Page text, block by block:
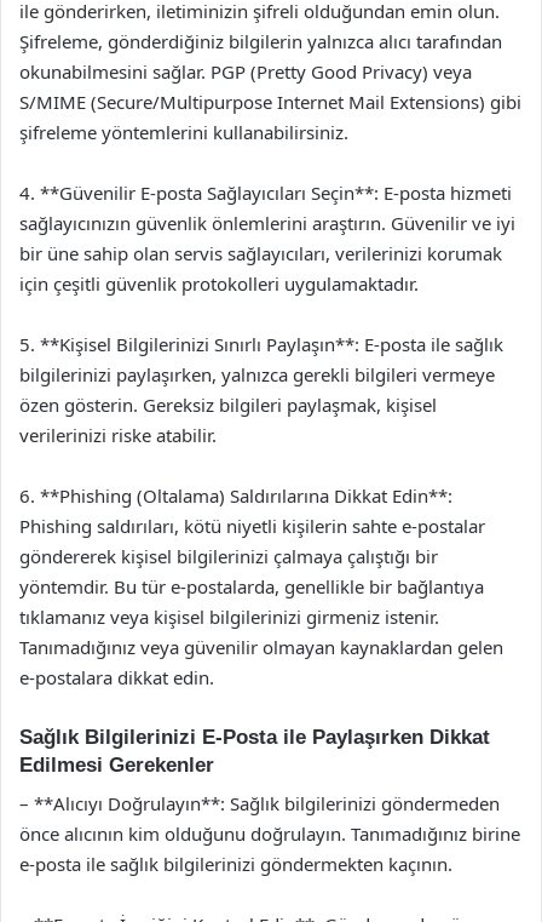
ile gönderirken, iletiminizin şifreli olduğundan emin olun.
Şifreleme, gönderdiğiniz bilgilerin yalnızca alıcı tarafından
okunabilmesini sağlar. PGP (Pretty Good Privacy) veya
S/MIME (Secure/Multipurpose Internet Mail Extensions) gibi
şifreleme yöntemlerini kullanabilirsiniz.
4. **Güvenilir E-posta Sağlayıcıları Seçin**: E-posta hizmeti
sağlayıcınızın güvenlik önlemlerini araştırın. Güvenilir ve iyi
bir üne sahip olan servis sağlayıcıları, verilerinizi korumak
için çeşitli güvenlik protokolleri uygulamaktadır.
5. **Kişisel Bilgilerinizi Sınırlı Paylaşın**: E-posta ile sağlık
bilgilerinizi paylaşırken, yalnızca gerekli bilgileri vermeye
özen gösterin. Gereksiz bilgileri paylaşmak, kişisel
verilerinizi riske atabilir.
6. **Phishing (Oltalama) Saldırılarına Dikkat Edin**:
Phishing saldırıları, kötü niyetli kişilerin sahte e-postalar
göndererek kişisel bilgilerinizi çalmaya çalıştığı bir
yöntemdir. Bu tür e-postalarda, genellikle bir bağlantıya
tıklamanız veya kişisel bilgilerinizi girmeniz istenir.
Tanımadığınız veya güvenilir olmayan kaynaklardan gelen
e-postalara dikkat edin.
Sağlık Bilgilerinizi E-Posta ile Paylaşırken Dikkat
Edilmesi Gerekenler
– **Alıcıyı Doğrulayın**: Sağlık bilgilerinizi göndermeden
önce alıcının kim olduğunu doğrulayın. Tanımadığınız birine
e-posta ile sağlık bilgilerinizi göndermekten kaçının.